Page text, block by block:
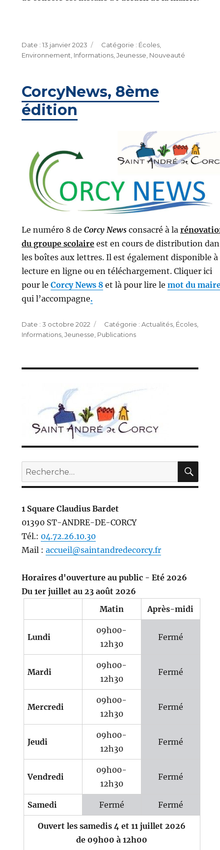
Publié
le
13 janvier 2023 Catégories
Écoles,
Environnement Informations, Jeunesse Nouveauté
CorcyNews, 8ème
édition
Le numéro 8 de Corcy News consacré à la
du groupe scolaireest en cours de distribution
les boîtes aux lettres. Il est également disponible à
lecture en ligne ou en téléchargement. Cliquer ici
pour le Corcy News 8et là pour lire le mot du
qui l’accompagne.
Publié
le
3 octobre 2022 Catégories
Actualités, Écoles,
Informations, Jeunesse Publications
Recherche
pour :
1 Square Claudius Bardet
01390 ST-ANDRE-DE-CORCY
Tél.: 04.72.26.10.30
Mail : accueil@saintandredecorcy.fr
Horaires d'ouverture au public - Eté 2026
Du 1er juillet au 23 août 2026
Matin
Après-midi
Lundi
09h00-
12h30
Fermé
Mardi
09h00-
12h30
Fermé
Mercredi
09h00-
12h30
Fermé
Jeudi
09h00-
12h30
Fermé
Vendredi
09h00-
12h30
Fermé
Samedi Fermé Fermé
Ouvert les samedis 4 et 11 juillet 2026
de 09h00 à 12h00